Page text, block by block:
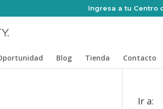
Ingresa a tu Centro
Blog Tienda Contacto
Ir a: